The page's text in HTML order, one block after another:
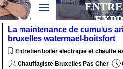
La maintenance de cumulus
bruxelles watermael-boitsfort
Entretien boiler electrique et chauffe
Chauffagiste Bruxelles Pas Cher